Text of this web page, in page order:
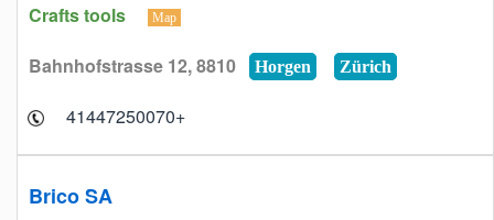
Crafts tools Map
Bahnhofstrasse 12, 8810 Horgen Zürich
+41447250070
Brico SA